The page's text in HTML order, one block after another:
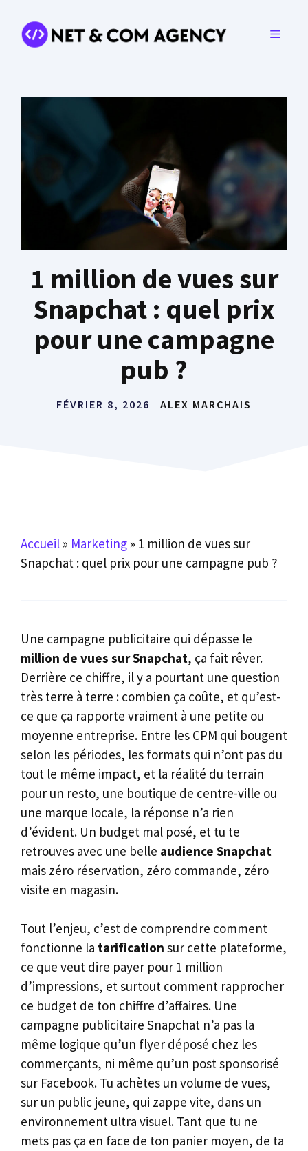
contenu
MENU
1 million de vues sur
Snapchat : quel prix
pour une campagne
pub ?
FÉVRIER 8, 2026 ALEX MARCHAIS
Accueil » Marketing » 1 million de vues sur
Snapchat : quel prix pour une campagne pub ?
Une campagne publicitaire qui dépasse le
million de vues sur Snapchat, ça fait rêver.
Derrière ce chiffre, il y a pourtant une question
très terre à terre : combien ça coûte, et qu’est-
ce que ça rapporte vraiment à une petite ou
moyenne entreprise. Entre les CPM qui bougent
selon les périodes, les formats qui n’ont pas du
tout le même impact, et la réalité du terrain
pour un resto, une boutique de centre-ville ou
une marque locale, la réponse n’a rien
d’évident. Un budget mal posé, et tu te
retrouves avec une belle audience Snapchat
mais zéro réservation, zéro commande, zéro
visite en magasin.
Tout l’enjeu, c’est de comprendre comment
fonctionne la tarification sur cette plateforme,
ce que veut dire payer pour 1 million
d’impressions, et surtout comment rapprocher
ce budget de ton chiffre d’affaires. Une
campagne publicitaire Snapchat n’a pas la
même logique qu’un flyer déposé chez les
commerçants, ni même qu’un post sponsorisé
sur Facebook. Tu achètes un volume de vues,
sur un public jeune, qui zappe vite, dans un
environnement ultra visuel. Tant que tu ne
mets pas ça en face de ton panier moyen, de ta